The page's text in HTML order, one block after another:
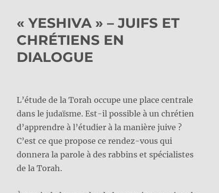
« YESHIVA » – JUIFS ET
CHRÉTIENS EN
DIALOGUE
L’étude de la Torah occupe une place centrale
dans le judaïsme. Est-il possible à un chrétien
d’apprendre à l’étudier à la manière juive ?
C’est ce que propose ce rendez-vous qui
donnera la parole à des rabbins et spécialistes
de la Torah. ‍